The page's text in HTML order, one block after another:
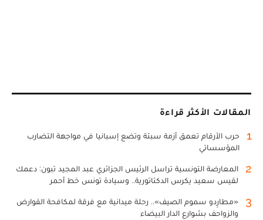
المقالات الأكثر قراءة
1
حرب الأرقام تعمق أزمة سبتة وتضع إسبانيا في مواجهة التضارب
المؤسساتي
2
المعارضة التونسية تراسل الرئيس الجزائري عبد المجيد تبون: دعمك
لقيس سعيد يكرس الدكتاتورية.. وسيادة تونس خط أحمر
3
«مطارِدو سموم الصيف».. رحلة ميدانية مع فرقة لمكافحة القوارض
والزواحف بشوارع الدار البيضاء